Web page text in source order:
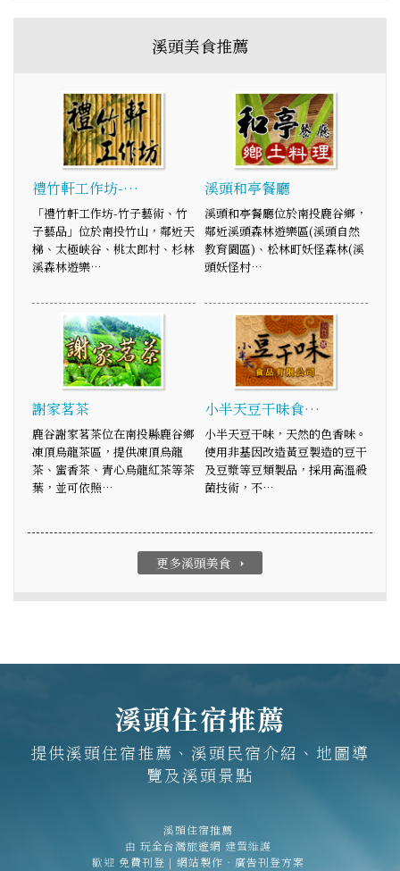
溪頭美食推薦
禮竹軒工作坊-…
「禮竹軒工作坊-竹子藝術、竹
子藝品」位於南投竹山，鄰近天
梯、太極峽谷、桃太郎村、杉林
溪森林遊樂…
溪頭和亭餐廳
溪頭和亭餐廳位於南投鹿谷鄉，
鄰近溪頭森林遊樂區(溪頭自然
教育園區)、松林町妖怪森林(溪
頭妖怪村…
謝家茗茶
鹿谷謝家茗茶位在南投縣鹿谷鄉
凍頂烏龍茶區，提供凍頂烏龍
茶、蜜香茶、青心烏龍紅茶等茶
葉，並可依照…
小半天豆干味食…
小半天豆干味，天然的色香味。
使用非基因改造黃豆製造的豆干
及豆漿等豆類製品，採用高溫殺
菌技術，不…
更多溪頭美食 arrow_right
溪頭住宿推薦
提供溪頭住宿推薦、溪頭民宿介紹、地圖導
覽及溪頭景點
溪頭住宿推薦
由 玩全台灣旅遊網 建置維護
歡迎 免費刊登 | 網站製作‧廣告刊登方案